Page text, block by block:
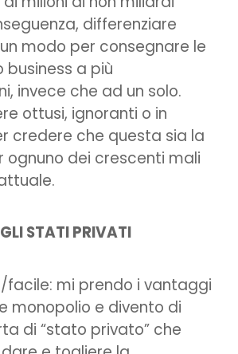
differenziare
modo per consegnare le
business a più
invece che ad un solo.
ottusi, ignoranti o in
credere che questa sia la
dei crescenti mali
STATI PRIVATI
facile: mi prendo i vantaggi
monopolio e divento di
di “stato privato” che